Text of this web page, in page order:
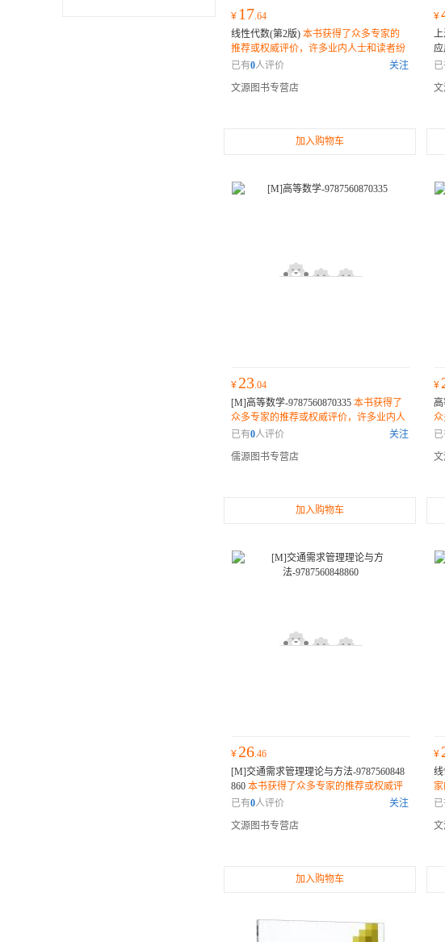
¥ 17.64
线性代数(第2版) 本书获得了众多专家的
推荐或权威评价，许多业内人士和读者纷
纷表示它是一部不可错过的佳作。
已有0人评价
关注
文源图书专营店
加入购物车
¥
上
应
¥ 23.04
[M]高等数学-9787560870335 本书获得了
众多专家的推荐或权威评价，许多业内人
士和读者纷纷表示它是一部不可错过的佳
已有0人评价
关注
儒源图书专营店
加入购物车
¥
¥ 26.46
[M]交通需求管理理论与方法-9787560848
860 本书获得了众多专家的推荐或权威评
价，许多业内人士和读者纷纷表示它是一
已有0人评价
关注
文源图书专营店
加入购物车
¥